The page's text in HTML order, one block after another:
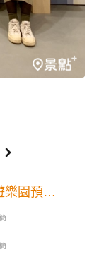
樂園預防